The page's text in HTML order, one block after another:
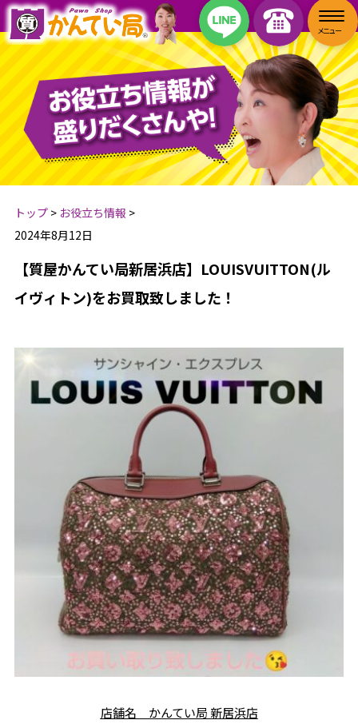
トップ> お役立ち情報 >
2024年8月12日
【質屋かんてい局新居浜店】LOUISVUITTON(ル
イヴィトン)をお買取致しました！
店舗名 かんてい局 新居浜店